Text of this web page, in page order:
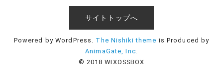
サイトトップへ
Powered by WordPress. The Nishiki theme is Produced by
AnimaGate, Inc.
© 2018 WIXOSSBOX